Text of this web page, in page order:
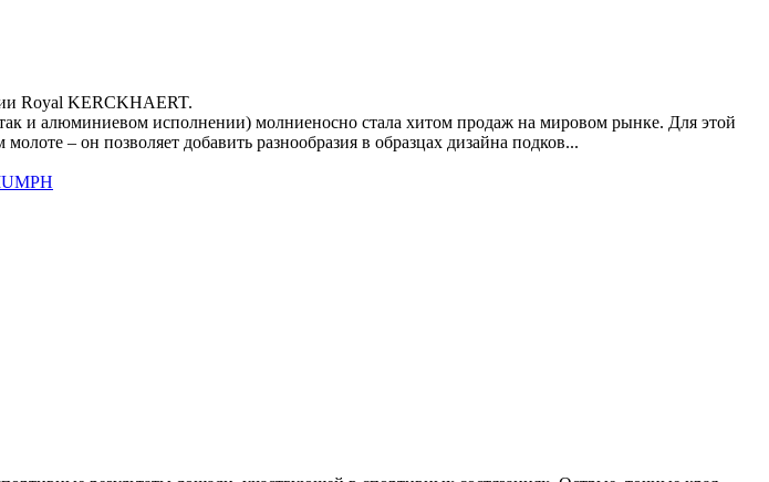
Royal KERCKHAERT.
и алюминиевом исполнении) молниеносно стала хитом продаж на мировом рынке. Для этой
– он позволяет добавить разнообразия в образцах дизайна подков...